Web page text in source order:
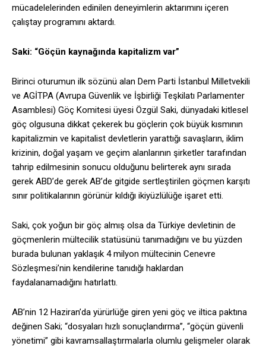
mücadelelerinden edinilen deneyimlerin aktarımını içeren
çalıştay programını aktardı.
Saki: “Göçün kaynağında kapitalizm var”
Birinci oturumun ilk sözünü alan Dem Parti İstanbul Milletvekili
ve AGİTPA (Avrupa Güvenlik ve İşbirliği Teşkilatı Parlamenter
Asamblesi) Göç Komitesi üyesi Özgül Saki, dünyadaki kitlesel
göç olgusuna dikkat çekerek bu göçlerin çok büyük kısmının
kapitalizmin ve kapitalist devletlerin yarattığı savaşların, iklim
krizinin, doğal yaşam ve geçim alanlarının şirketler tarafından
tahrip edilmesinin sonucu olduğunu belirterek aynı sırada
gerek ABD’de gerek AB’de gitgide sertleştirilen göçmen karşıtı
sınır politikalarının görünür kıldığı ikiyüzlülüğe işaret etti.
Saki, çok yoğun bir göç almış olsa da Türkiye devletinin de
göçmenlerin mültecilik statüsünü tanımadığını ve bu yüzden
burada bulunan yaklaşık 4 milyon mültecinin Cenevre
Sözleşmesi’nin kendilerine tanıdığı haklardan
faydalanamadığını hatırlattı.
AB’nin 12 Haziran’da yürürlüğe giren yeni göç ve iltica paktına
değinen Saki; “dosyaları hızlı sonuçlandırma”, “göçün güvenli
yönetimi” gibi kavramsallaştırmalarla olumlu gelişmeler olarak